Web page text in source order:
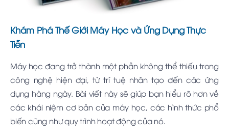
Khám Phá Thế Giới Máy Học và Ứng Dụng Thực
Tiễn
Máy học đang trở thành một phần không thể thiếu trong
công nghệ hiện đại, từ trí tuệ nhân tạo đến các ứng
dụng hàng ngày. Bài viết này sẽ giúp bạn hiểu rõ hơn về
các khái niệm cơ bản của máy học, các hình thức phổ
biến cũng như quy trình hoạt động của nó.